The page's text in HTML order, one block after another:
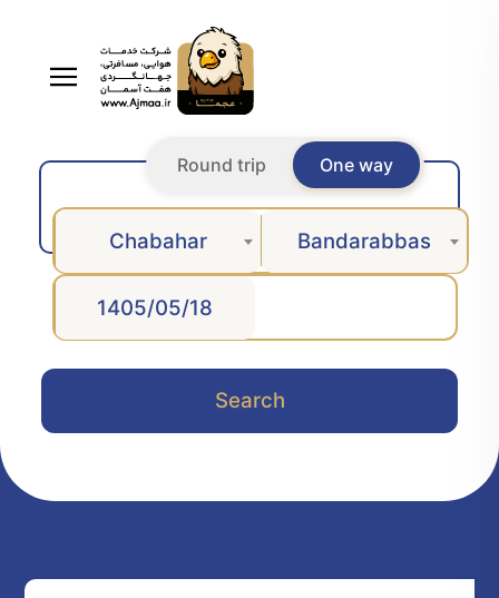
One way
Round trip
Chabahar Bandarabbas
Search